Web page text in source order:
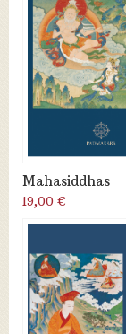
Mahasiddhas
19,00 €